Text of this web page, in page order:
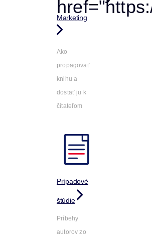
Marketing
Ako
propagovať
knihu a
dostať ju k
čitateľom
Prípadové
štúdie
Príbehy
autorov zo